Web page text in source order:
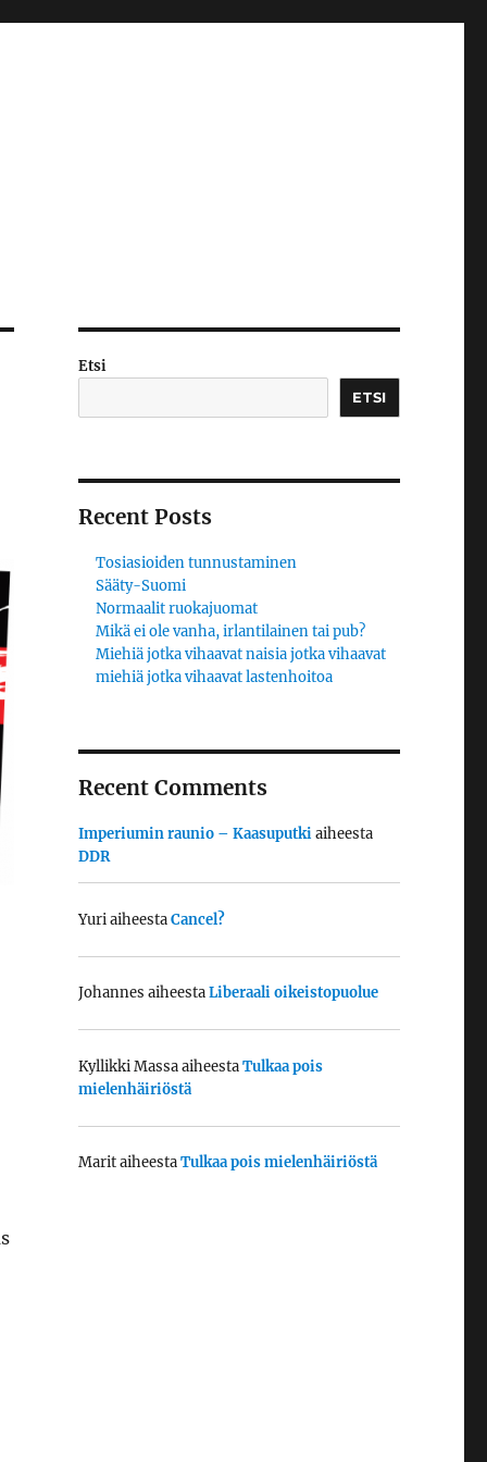
Etsi
ETSI
Recent Posts
Tosiasioiden tunnustaminen
Sääty-Suomi
Normaalit ruokajuomat
Mikä ei ole vanha, irlantilainen tai pub?
Miehiä jotka vihaavat naisia jotka vihaavat
miehiä jotka vihaavat lastenhoitoa
Recent Comments
Imperiumin raunio – Kaasuputkiaiheesta
DDR
YuriaiheestaCancel?
Johannes aiheestaLiberaali oikeistopuolue
Kyllikki MassaaiheestaTulkaa pois
mielenhäiriöstä
MaritaiheestaTulkaa pois mielenhäiriöstä